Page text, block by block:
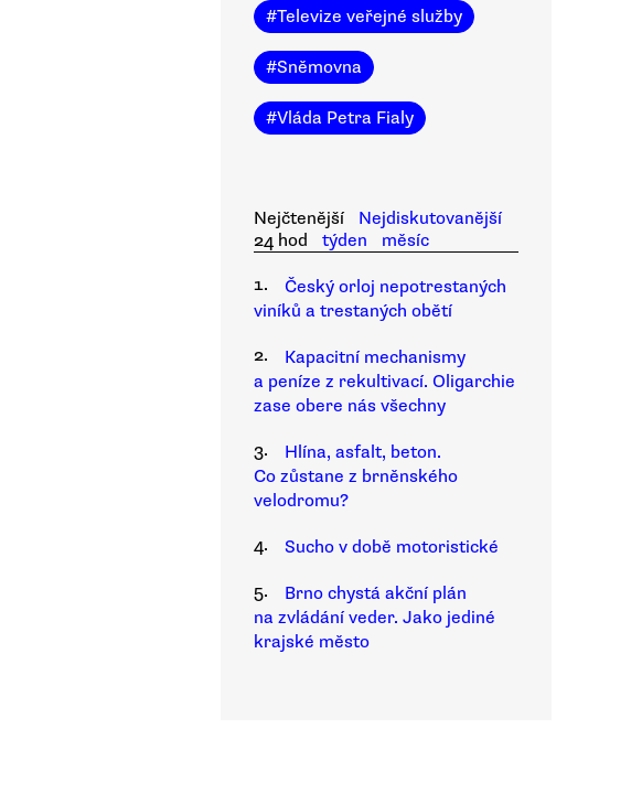
#Televize veřejné služby
#Sněmovna
#Vláda Petra Fialy
Nejčtenější
Nejdiskutovanější
24 hod
týden
měsíc
1.
Český orloj nepotrestaných
viníků a trestaných obětí
2.
Kapacitní mechanismy
a peníze z rekultivací. Oligarchie
zase obere nás všechny
3.
Hlína, asfalt, beton.
Co zůstane z brněnského
velodromu?
4.
Sucho v době motoristické
5.
Brno chystá akční plán
na zvládání veder. Jako jediné
krajské město